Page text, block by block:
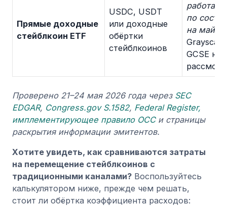
Прямые доходные
стейблкоин ETF
USDC, USDT
или доходные
обёртки
стейблкоинов
по
на май
Grayscale
GCSE на
Проверено 21–24 мая 2026 года через SEC
EDGAR, Congress.gov S.1582, Federal Register,
имплементирующее правило OCCи страницы
раскрытия информации эмитентов.
Хотите увидеть, как сравниваются затраты
на перемещение стейблкоинов с
традиционными каналами? Воспользуйтесь
калькулятором ниже, прежде чем решать,
стоит ли обёртка коэффициента расходов: